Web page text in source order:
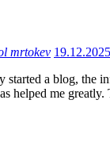
mrtokev
started a blog, the
helped me